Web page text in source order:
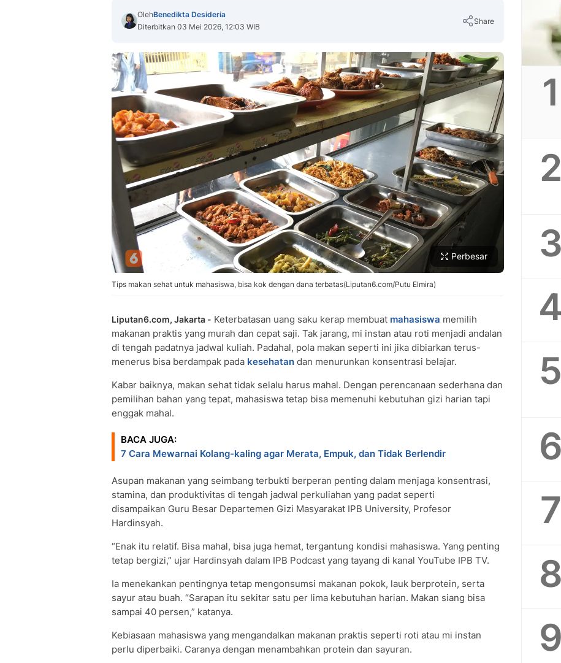
OlehBenedikta Desideria
Diterbitkan 03 Mei 2026, 12:03 WIB
Share
Copy Link
Perbesar
Tips makan sehat untuk mahasiswa, bisa kok dengan dana terbatas(Liputan6.com/Putu Elmira)
Liputan6.com, Jakarta - Keterbatasan uang saku kerap membuat mahasiswa memilih
makanan praktis yang murah dan cepat saji. Tak jarang, mi instan atau roti menjadi andalan
di tengah padatnya jadwal kuliah. Padahal, pola makan seperti ini jika dibiarkan terus-
menerus bisa berdampak pada kesehatan dan menurunkan konsentrasi belajar.
Kabar baiknya, makan sehat tidak selalu harus mahal. Dengan perencanaan sederhana dan
pemilihan bahan yang tepat, mahasiswa tetap bisa memenuhi kebutuhan gizi harian tapi
enggak mahal.
BACA JUGA:
7 Cara Mewarnai Kolang-kaling agar Merata, Empuk, dan Tidak Berlendir
Asupan makanan yang seimbang terbukti berperan penting dalam menjaga konsentrasi,
stamina, dan produktivitas di tengah jadwal perkuliahan yang padat seperti
disampaikan Guru Besar Departemen Gizi Masyarakat IPB University, Profesor
Hardinsyah.
“Enak itu relatif. Bisa mahal, bisa juga hemat, tergantung kondisi mahasiswa. Yang penting
tetap bergizi,” ujar Hardinsyah dalam IPB Podcast yang tayang di kanal YouTube IPB TV.
Ia menekankan pentingnya tetap mengonsumsi makanan pokok, lauk berprotein, serta
sayur atau buah. “Sarapan itu sekitar satu per lima kebutuhan harian. Makan siang bisa
sampai 40 persen,” katanya.
Kebiasaan mahasiswa yang mengandalkan makanan praktis seperti roti atau mi instan
perlu diperbaiki. Caranya dengan menambahkan protein dan sayuran.
1
2
3
4
5
6
7
8
9